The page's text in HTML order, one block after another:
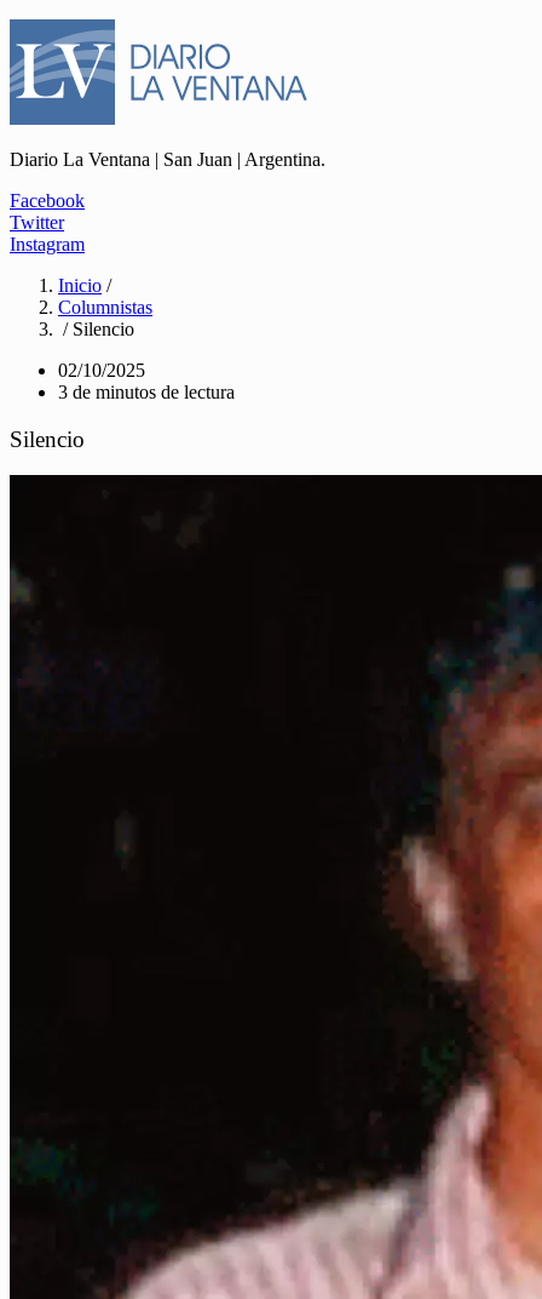
Diario La Ventana | San Juan | Argentina.
Facebook
Twitter
Instagram
Inicio /
Columnistas
/ Silencio
02/10/2025
3 de minutos de lectura
Silencio